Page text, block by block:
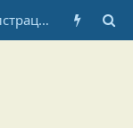
Регистрация